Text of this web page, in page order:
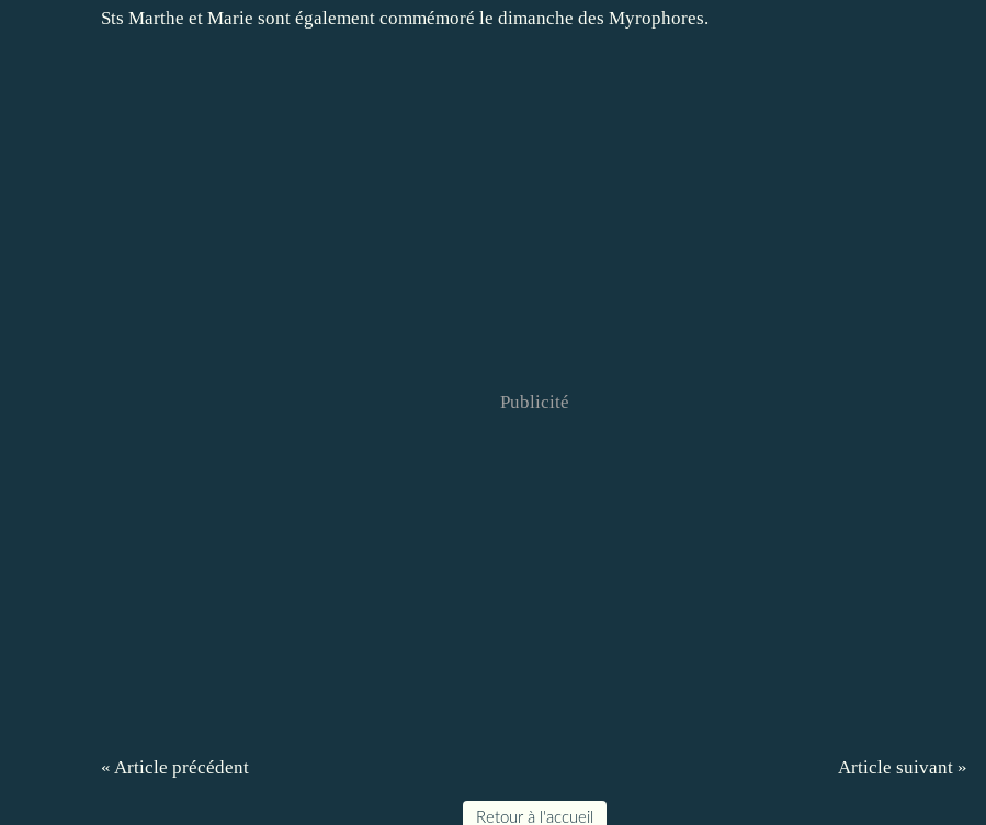
Sts Marthe et Marie sont également commémoré le dimanche des Myrophores.
Publicité
« Article précédent Article suivant »
Retour à l'accueil